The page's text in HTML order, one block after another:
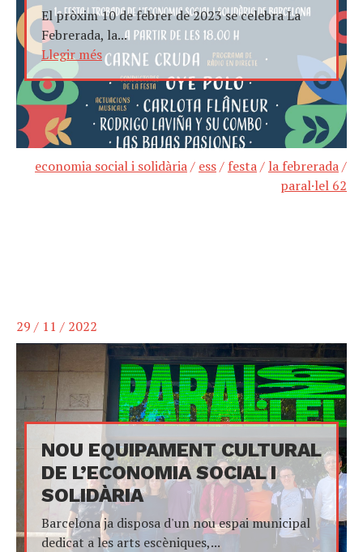
El pròxim 10 de febrer de 2023 se celebra La
Febrerada, la...
Llegir més
economia social i solidària/ ess/ festa/ la febrerada/
paral·lel 62
29 / 11 / 2022
NOU EQUIPAMENT CULTURAL
DE L’ECONOMIA SOCIAL I
SOLIDÀRIA
Barcelona ja disposa d'un nou espai municipal
dedicat a les arts escèniques,...